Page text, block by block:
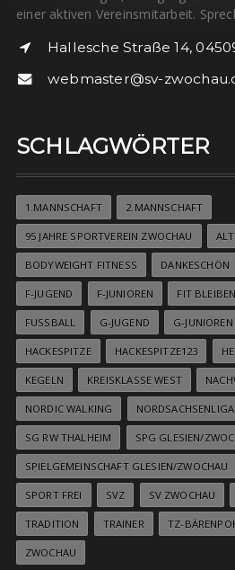
einer aktiven Vereinsmitarbeit.
Hallesche Straße 14,
webmaster@sv-
SCHLAGWÖRTER
1.MANNSCHAFT 2.MANNSCHAFT
95 JAHRE SPORTVEREIN ZWOCHAU
BODYWEIGHT FITNESS DANKESCHÖN
F-JUGEND F-JUNIOREN FIT BLEIBEN
FUSSBALL G-JUGEND G-JUNIOREN
HACKESPITZE HACKESPITZE123
KEGELN KREISKLASSE WEST
NORDIC WALKING NORDSACHSENLIGA
SG RW THALHEIM SPG GLESIEN/
SPIELGEMEINSCHAFT GLESIEN/ZWOCHAU
SPORT FREI SVZ SV ZWOCHAU
TRADITION TRAINER TZ-
ZWOCHAU